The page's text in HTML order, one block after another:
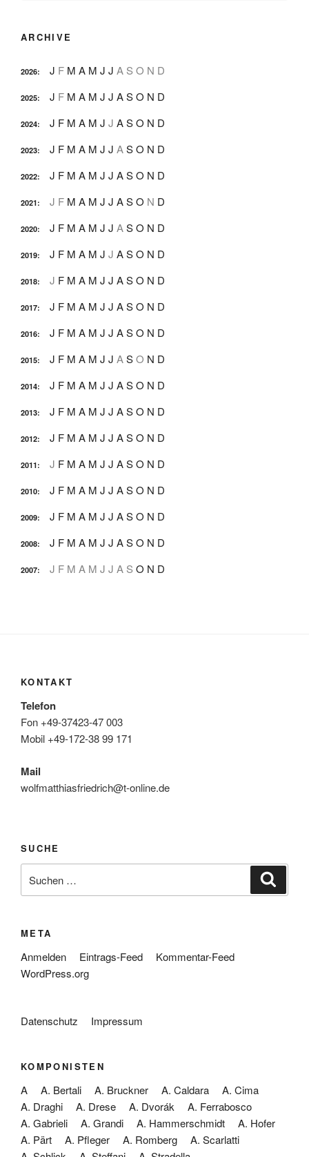
ARCHIVE
2026: J F M A M J J A S O N D
2025: J F M A M J J ASO N D
2024: J F M A M J J ASO N D
2023: J F M A M J J ASO N D
2022: J F M A M J J ASO N D
2021: J F M A M J J ASO N D
2020: J F M A M J J ASO N D
2019: J F M A M J J ASO N D
2018: J F M A M J J ASO N D
2017: J F M A M J J ASO N D
2016: J F M A M J J ASO N D
2015: J F M A M J J ASO N D
2014: J F M A M J J ASO N D
2013: J F M A M J J ASO N D
2012: J F M A M J J ASO N D
2011: J F M A M J J ASO N D
2010: J F M A M J J ASO N D
2009: J F M A M J J ASO N D
2008: J F M A M J J ASO N D
2007: J F M A M J J A S O N D
KONTAKT
Telefon
Fon +49-37423-47 003
Mobil +49-172-38 99 171
Mail
wolfmatthiasfriedrich@t-online.de
SUCHE
nach:
META
Anmelden Eintrags-Feed
Kommentar-Feed
WordPress.org
Datenschutz Impressum
KOMPONISTEN
A A. Bertali A. Bruckner A. Caldara
A. Cima
A. Draghi
A. Drese A. Dvorák
A. Ferrabosco
A. Gabrieli
A. Grandi A. Hammerschmidt
A. Hofer
A. Pärt
A. Pfleger A. Romberg
A. Scarlatti